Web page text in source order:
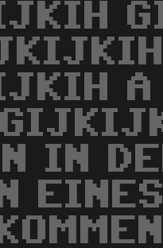
IN